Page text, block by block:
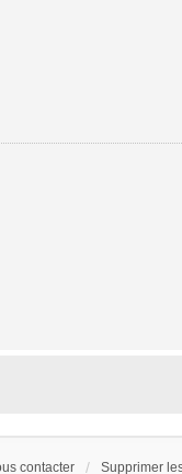
contacter Supprimer